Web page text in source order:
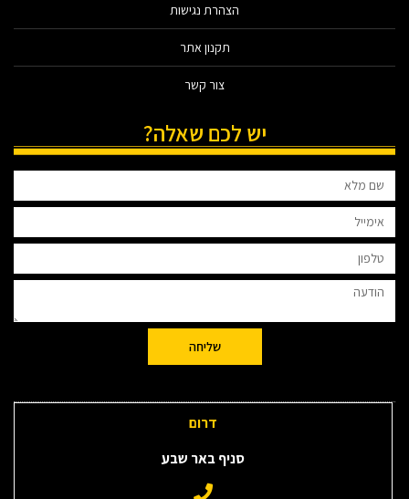
הצהרת נגישות
תקנון אתר
צור קשר
יש לכם שאלה?
שליחה
דרום
סניף באר שבע